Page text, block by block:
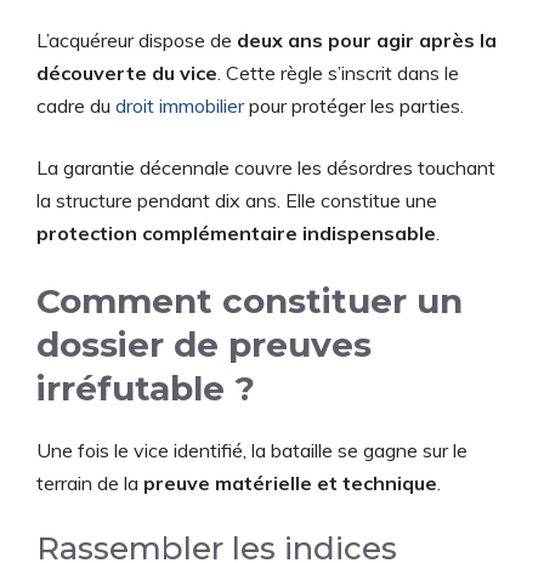
L’acquéreur dispose de deux ans pour agir après la
découverte du vice . Cette règle s’inscrit dans le
cadre du droit immobilierpour protéger les parties.
La garantie décennale couvre les désordres touchant
la structure pendant dix ans. Elle constitue une
protection complémentaire indispensable
Comment constituer un
dossier de preuves
irréfutable ?
Une fois le vice identifié, la bataille se gagne sur le
terrain de la preuve matérielle et technique
Rassembler les indices